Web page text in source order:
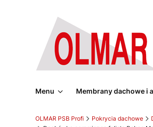
Menu Membrany dachowe i
OLMAR PSB Profi Pokrycia dachowe